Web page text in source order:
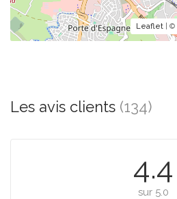
Leaflet | ©
Les avis clients (134)
4.4
sur 5.0